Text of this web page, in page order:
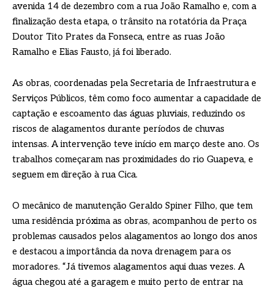
avenida 14 de dezembro com a rua João Ramalho e, com a
finalização desta etapa, o trânsito na rotatória da Praça
Doutor Tito Prates da Fonseca, entre as ruas João
Ramalho e Elias Fausto, já foi liberado.
As obras, coordenadas pela Secretaria de Infraestrutura e
Serviços Públicos, têm como foco aumentar a capacidade de
captação e escoamento das águas pluviais, reduzindo os
riscos de alagamentos durante períodos de chuvas
intensas. A intervenção teve início em março deste ano. Os
trabalhos começaram nas proximidades do rio Guapeva, e
seguem em direção à rua Cica.
O mecânico de manutenção Geraldo Spiner Filho, que tem
uma residência próxima as obras, acompanhou de perto os
problemas causados pelos alagamentos ao longo dos anos
e destacou a importância da nova drenagem para os
moradores. “Já tivemos alagamentos aqui duas vezes. A
água chegou até a garagem e muito perto de entrar na